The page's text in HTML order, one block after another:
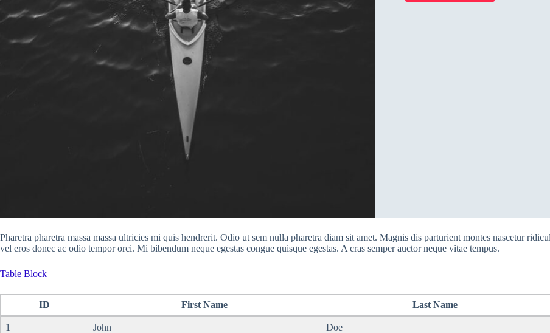
Pharetra pharetra massa massa ultricies mi quis hendrerit. Odio ut sem nulla pharetra diam sit amet. Magnis dis parturient montes nascetur
vel eros donec ac odio tempor orci. Mi bibendum neque egestas congue quisque egestas. A cras semper auctor neque vitae tempus.
Table Block
ID First Name Last Name
1 John Doe